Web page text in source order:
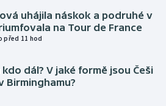
uhájila náskok a podruhé v
na Tour de France
před 11 hod
kdo dál? V jaké formě jsou Češi
Birminghamu?